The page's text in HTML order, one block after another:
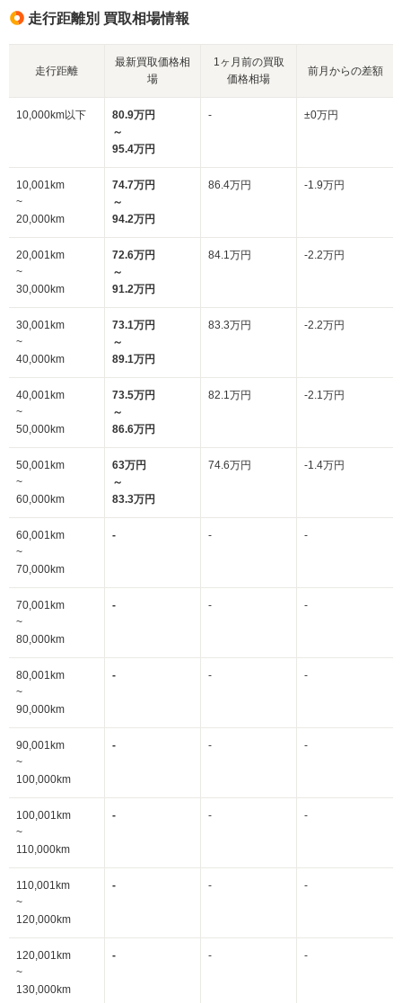
走行距離別 買取相場情報
走行距離
最新買取価格相
場
1ヶ月前の買取
価格相場
前月からの差額
10,000km以下
80.9万円
～
95.4万円
- ±0万円
10,001km
~
20,000km
74.7万円
～
94.2万円
86.4万円 -1.9万円
20,001km
~
30,000km
72.6万円
～
91.2万円
84.1万円 -2.2万円
30,001km
~
40,000km
73.1万円
～
89.1万円
83.3万円 -2.2万円
40,001km
~
50,000km
73.5万円
～
86.6万円
82.1万円 -2.1万円
50,001km
~
60,000km
63万円
～
83.3万円
74.6万円 -1.4万円
60,001km
~
70,000km
- - -
70,001km
~
80,000km
- - -
80,001km
~
90,000km
- - -
90,001km
~
100,000km
- - -
100,001km
~
110,000km
- - -
110,001km
~
120,000km
- - -
120,001km
~
130,000km
- - -